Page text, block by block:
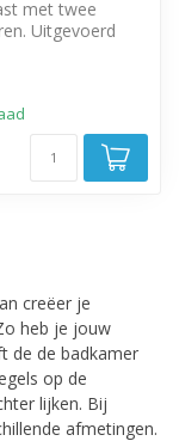
met twee
Uitgevoerd
creëer je
heb je jouw
de de badkamer
op de
lijken. Bij
afmetingen.